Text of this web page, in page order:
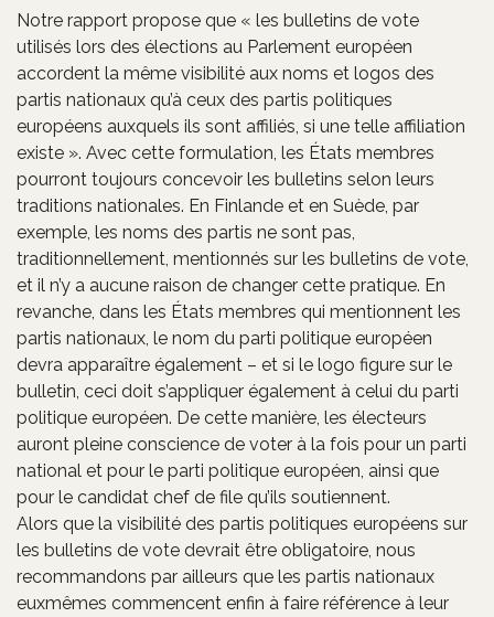
Notre rapport propose que « les bulletins de vote
utilisés lors des élections au Parlement européen
accordent la même visibilité aux noms et logos des
partis nationaux qu’à ceux des partis politiques
européens auxquels ils sont affiliés, si une telle affiliation
existe ». Avec cette formulation, les États membres
pourront toujours concevoir les bulletins selon leurs
traditions nationales. En Finlande et en Suède, par
exemple, les noms des partis ne sont pas,
traditionnellement, mentionnés sur les bulletins de vote,
et il n’y a aucune raison de changer cette pratique. En
revanche, dans les États membres qui mentionnent les
partis nationaux, le nom du parti politique européen
devra apparaître également – et si le logo figure sur le
bulletin, ceci doit s’appliquer également à celui du parti
politique européen. De cette manière, les électeurs
auront pleine conscience de voter à la fois pour un parti
national et pour le parti politique européen, ainsi que
pour le candidat chef de file qu’ils soutiennent.
Alors que la visibilité des partis politiques européens sur
les bulletins de vote devrait être obligatoire, nous
recommandons par ailleurs que les partis nationaux
euxmêmes commencent enfin à faire référence à leur